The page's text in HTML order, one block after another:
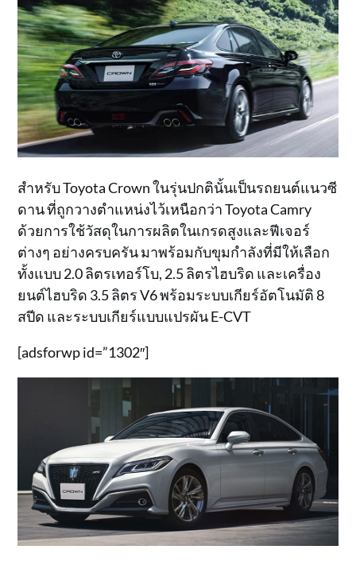
สำหรับ Toyota Crown ในรุ่นปกตินั้นเป็นรถยนต์แนวซี
ดาน ที่ถูกวางตำแหน่งไว้เหนือกว่า Toyota Camry
ด้วยการใช้วัสดุในการผลิตในเกรดสูงและฟีเจอร์
ต่างๆ อย่างครบครัน มาพร้อมกับขุมกำลังที่มีให้เลือก
ทั้งแบบ 2.0 ลิตรเทอร์โบ, 2.5 ลิตรไฮบริด และเครื่อง
ยนต์ไฮบริด 3.5 ลิตร V6 พร้อมระบบเกียร์อัตโนมัติ 8
สปีด และระบบเกียร์แบบแปรผัน E-CVT
[adsforwp id=”1302″]